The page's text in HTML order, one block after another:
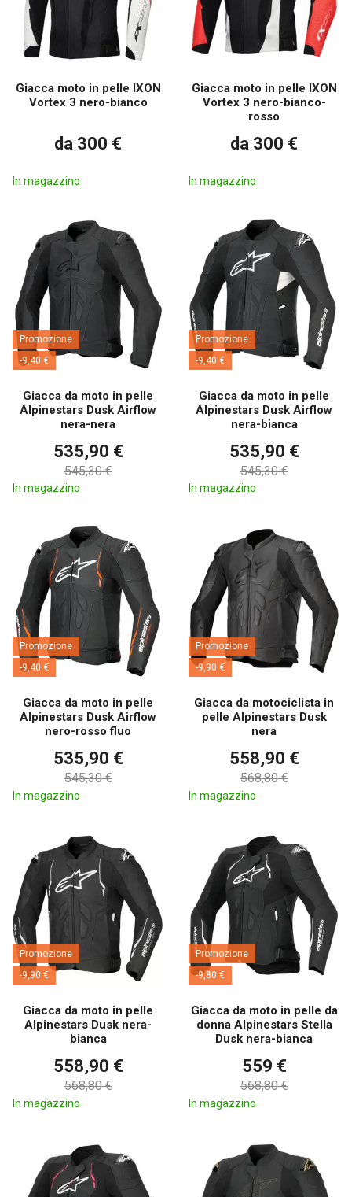
Giacca moto in pelle IXON
Vortex 3 nero-bianco
da 300 €
In magazzino
Giacca moto in pelle IXON
Vortex 3 nero-bianco-
rosso
da 300 €
In magazzino
Promozione
-9,40 €
Giacca da moto in pelle
Alpinestars Dusk Airflow
nera-nera
535,90 €
545,30 €
In magazzino
Promozione
-9,40 €
Giacca da moto in pelle
Alpinestars Dusk Airflow
nera-bianca
535,90 €
545,30 €
In magazzino
Promozione
-9,40 €
Giacca da moto in pelle
Alpinestars Dusk Airflow
nero-rosso fluo
535,90 €
545,30 €
In magazzino
Promozione
-9,90 €
Giacca da motociclista in
pelle Alpinestars Dusk
nera
558,90 €
568,80 €
In magazzino
Promozione
-9,90 €
Giacca da moto in pelle
Alpinestars Dusk nera-
bianca
558,90 €
568,80 €
In magazzino
Promozione
-9,80 €
Giacca da moto in pelle da
donna Alpinestars Stella
Dusk nera-bianca
559 €
568,80 €
In magazzino